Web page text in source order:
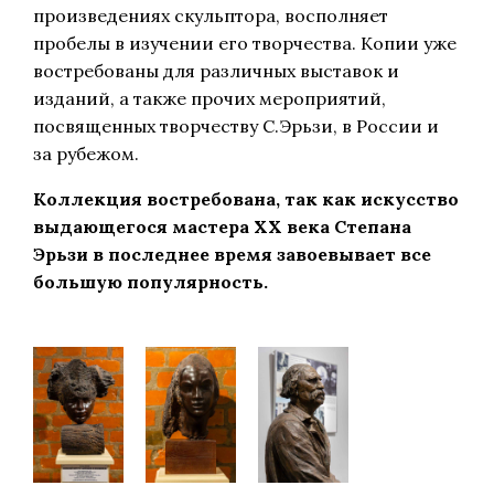
произведениях скульптора, восполняет
пробелы в изучении его творчества. Копии уже
востребованы для различных выставок и
изданий, а также прочих мероприятий,
посвященных творчеству С.Эрьзи, в России и
за рубежом.
Коллекция востребована, так как искусство
выдающегося мастера ХХ века Степана
Эрьзи в последнее время завоевывает все
большую популярность.